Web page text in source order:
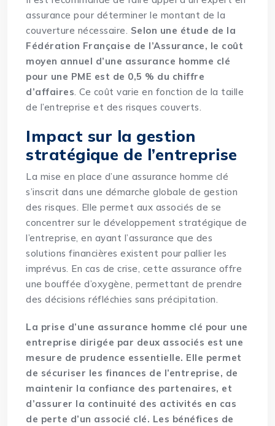
assurance pour déterminer le montant de la
couverture nécessaire. Selon une étude de la
Fédération Française de l’Assurance, le coût
moyen annuel d’une assurance homme clé
pour une PME est de 0,5 % du chiffre
d’affaires. Ce coût varie en fonction de la taille
de l’entreprise et des risques couverts.
Impact sur la gestion
stratégique de l’entreprise
La mise en place d’une assurance homme clé
s’inscrit dans une démarche globale de gestion
des risques. Elle permet aux associés de se
concentrer sur le développement stratégique de
l’entreprise, en ayant l’assurance que des
solutions financières existent pour pallier les
imprévus. En cas de crise, cette assurance offre
une bouffée d’oxygène, permettant de prendre
des décisions réfléchies sans précipitation.
La prise d’une assurance homme clé pour une
entreprise dirigée par deux associés est une
mesure de prudence essentielle. Elle permet
de sécuriser les finances de l’entreprise, de
maintenir la confiance des partenaires, et
d’assurer la continuité des activités en cas
de perte d’un associé clé. Les bénéfices de